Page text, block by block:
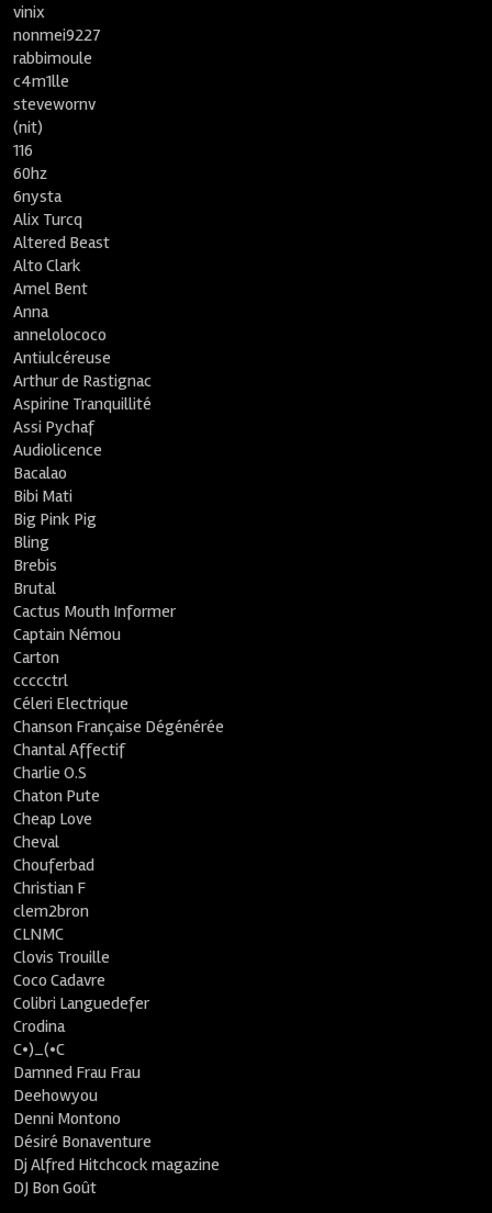
vinix
nonmei9227
rabbimoule
c4m1lle
stevewornv
(nit)
116
60hz
6nysta
Alix Turcq
Altered Beast
Alto Clark
Amel Bent
Anna
annelolococo
Antiulcéreuse
Arthur de Rastignac
Aspirine Tranquillité
Assi Pychaf
Audiolicence
Bacalao
Bibi Mati
Big Pink Pig
Bling
Brebis
Brutal
Cactus Mouth Informer
Captain Némou
Carton
ccccctrl
Céleri Electrique
Chanson Française Dégénérée
Chantal Affectif
Charlie O.S
Chaton Pute
Cheap Love
Cheval
Chouferbad
Christian F
clem2bron
CLNMC
Clovis Trouille
Coco Cadavre
Colibri Languedefer
Crodina
C•)_(•C
Damned Frau Frau
Deehowyou
Denni Montono
Désiré Bonaventure
Dj Alfred Hitchcock magazine
DJ Bon Goût